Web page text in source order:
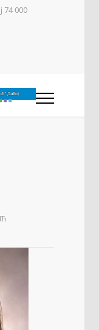
74 000